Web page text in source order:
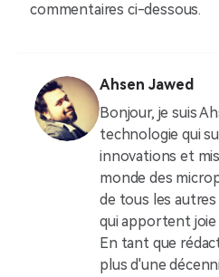
commentaires ci-dessous.
Ahsen Jawed
Bonjour, je suis
technologie qui
innovations et
monde des
de tous les
qui apportent joie
En tant que
plus d'une